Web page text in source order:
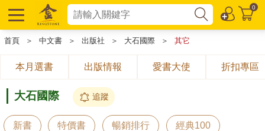
0
首頁 ＞ 中文書 ＞ 出版社 ＞ 大石國際 ＞ 其它
本月選書 出版情報 愛書大使 折扣專區
大石國際 追蹤
新書 特價書 暢銷排行 經典100